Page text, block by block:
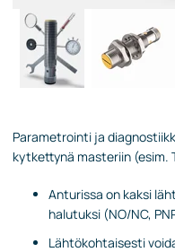
Parametrointi ja
kytkettynä masteriin (esim.
Anturissa on kaksi
halutuksi (NO/NC,
Lähtökohtaisesti